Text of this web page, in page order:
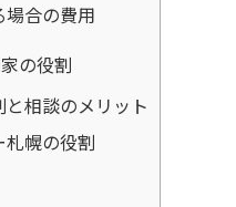
合の費用
の役割
相談のメリット
札幌の役割